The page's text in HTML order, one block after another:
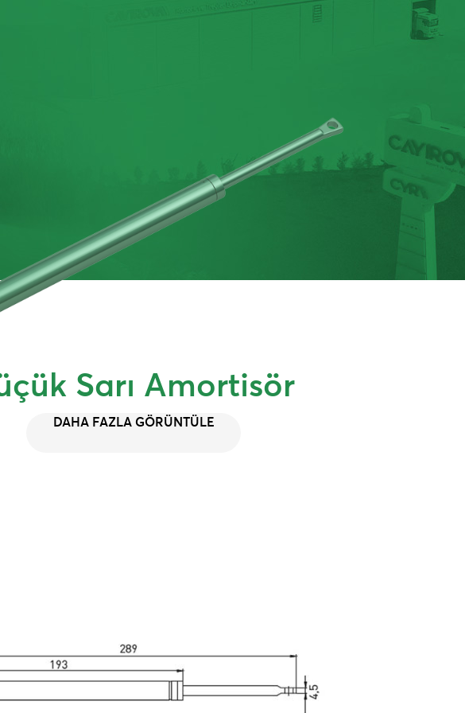
Sarı Amortisör
DAHA FAZLA GÖRÜNTÜLE